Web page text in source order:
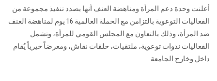
أعلنت وحدة دعم المرأة ومناهضة العنف أنها بصدد تنفيذ مجموعة من
الفعاليات التوعوية بالتزامن مع الحملة العالمية 16 يوم لمناهضة العنف
ضد المرأة، وذلك بالتعاون مع المجلس القومي للمرأة، وتشمل
الفعاليات ندوات توعوية، ملتقيات، حلقات نقاش، ومعرضاً خيرياً يُقام
داخل وخارج الجامعة